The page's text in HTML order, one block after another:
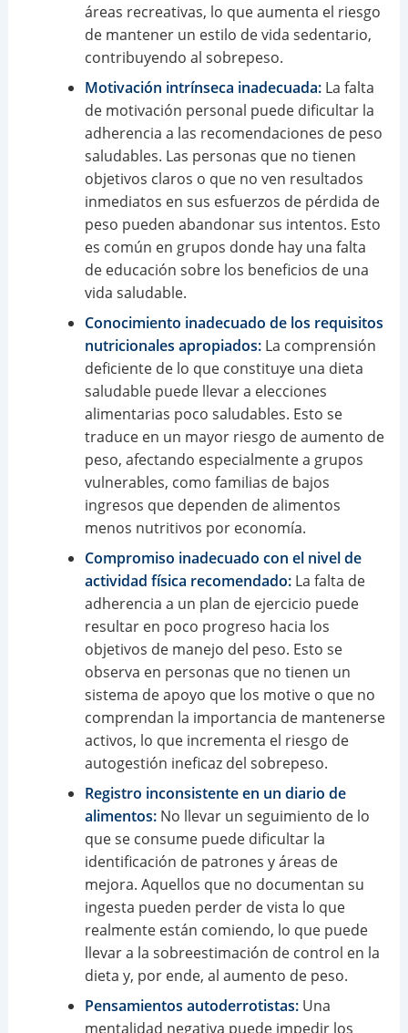
áreas recreativas, lo que aumenta el riesgo
de mantener un estilo de vida sedentario,
contribuyendo al sobrepeso.
Motivación intrínseca inadecuada:La falta
de motivación personal puede dificultar la
adherencia a las recomendaciones de peso
saludables. Las personas que no tienen
objetivos claros o que no ven resultados
inmediatos en sus esfuerzos de pérdida de
peso pueden abandonar sus intentos. Esto
es común en grupos donde hay una falta
de educación sobre los beneficios de una
vida saludable.
Conocimiento inadecuado de los requisitos
nutricionales apropiados:La comprensión
deficiente de lo que constituye una dieta
saludable puede llevar a elecciones
alimentarias poco saludables. Esto se
traduce en un mayor riesgo de aumento de
peso, afectando especialmente a grupos
vulnerables, como familias de bajos
ingresos que dependen de alimentos
menos nutritivos por economía.
Compromiso inadecuado con el nivel de
actividad física recomendado:La falta de
adherencia a un plan de ejercicio puede
resultar en poco progreso hacia los
objetivos de manejo del peso. Esto se
observa en personas que no tienen un
sistema de apoyo que los motive o que no
comprendan la importancia de mantenerse
activos, lo que incrementa el riesgo de
autogestión ineficaz del sobrepeso.
Registro inconsistente en un diario de
alimentos:No llevar un seguimiento de lo
que se consume puede dificultar la
identificación de patrones y áreas de
mejora. Aquellos que no documentan su
ingesta pueden perder de vista lo que
realmente están comiendo, lo que puede
llevar a la sobreestimación de control en la
dieta y, por ende, al aumento de peso.
Pensamientos autoderrotistas:Una
mentalidad negativa puede impedir los